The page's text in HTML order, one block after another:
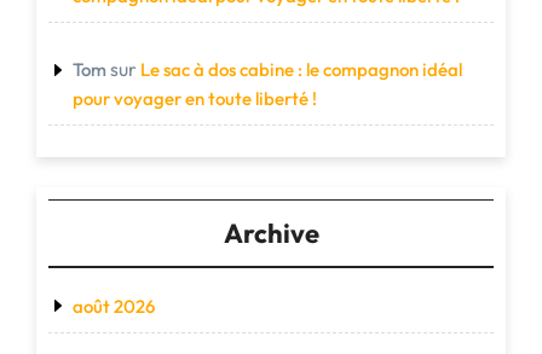
Tom sur Le sac à dos cabine : le compagnon idéal
pour voyager en toute liberté !
Archive
août 2026